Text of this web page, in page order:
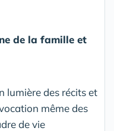
de la famille et
lumière des récits et
même des
de vie